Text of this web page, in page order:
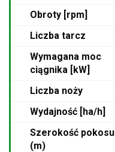
Obroty [rpm]
Liczba tarcz
Wymagana moc
ciągnika [kW]
Liczba noży
Wydajność [ha/h]
Szerokość pokosu
(m)